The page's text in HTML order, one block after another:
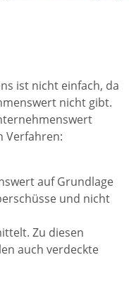
ist nicht einfach, da
nicht gibt.
Verfahren:
auf Grundlage
und nicht
Zu diesen
auch verdeckte